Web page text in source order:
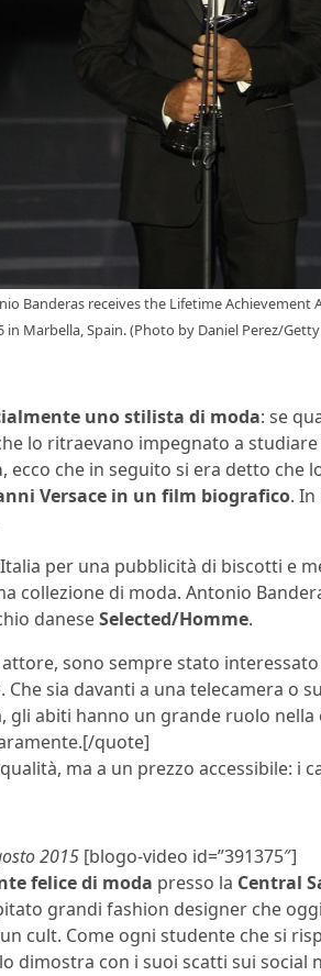
Banderas receives the Lifetime
in Marbella, Spain. (Photo by Daniel Perez/
uno stilista di moda: se
lo ritraevano impegnato a
, ecco che in seguito si era detto che
Versace in un film biografico.
per una pubblicità di biscotti e
collezione di moda. Antonio
daneseSelected/Homme.
sono sempre stato
sia davanti a una telecamera o
gli abiti hanno un grande ruolo nella
quote]
ma a un prezzo accessibile: i
2015 [blogo-video id=”391375″]
felice di moda presso la Central
grandi fashion designer che
cult. Come ogni studente che si
dimostra con i suoi scatti sui social